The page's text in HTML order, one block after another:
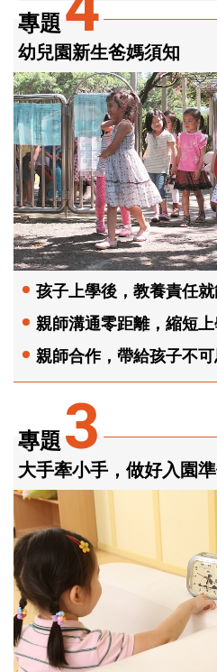
專題3
大手牽小手，做好入園
專題
幼兒園新生爸媽須知
孩子上學後，教養責任
親師溝通零距離，縮短
親師合作，帶給孩子不